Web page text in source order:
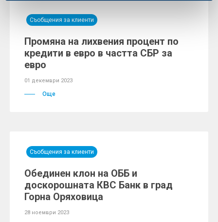
Съобщения за клиенти
Промяна на лихвения процент по
кредити в евро в частта СБР за
евро
01 декември 2023
Още
Съобщения за клиенти
Обединен клон на ОББ и
доскорошната КBC Банк в град
Горна Оряховица
28 ноември 2023